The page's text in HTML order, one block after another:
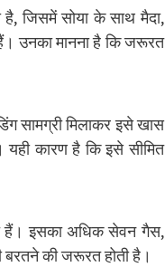
जिसमें सोया के साथ मैदा,
उनका मानना है कि जरूरत
सामग्री मिलाकर इसे खास
यही कारण है कि इसे सीमित
हैं। इसका अधिक सेवन गैस,
की जरूरत होती है।